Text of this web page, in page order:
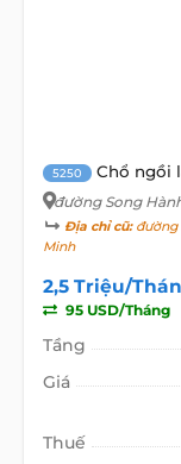
5250 Chổ ngồi
đường Song
Địa chỉ cũ:đường
Minh
2,5 Triệu/
95 USD/Tháng
Tầng
Giá
Thuế